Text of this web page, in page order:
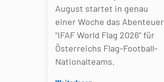
August startet in genau
einer Woche das Abenteuer
“IFAF World Flag 2026” für
Österreichs Flag-Football-
Nationalteams.